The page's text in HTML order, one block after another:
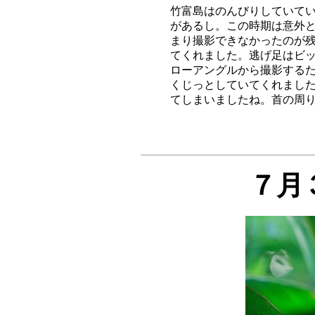
竹富島はのんびりしていて
があるし。この時期は意外
まり撮影できなかったのが
てくれました。逃げ足はビ
ローアングルから撮影する
くじっとしていてくれまし
７